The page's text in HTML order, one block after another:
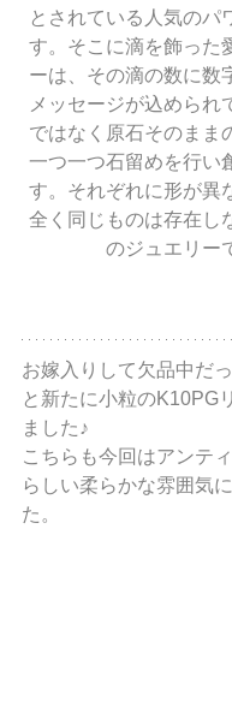
とされている人気のパ
す。そこに滴を飾った
ーは、その滴の数に数
メッセージが込められ
ではなく原石そのまま
一つ一つ石留めを行い
す。それぞれに形が異
全く同じものは存在し
のジュエリー
お嫁入りして欠品中だ
と新たに小粒のK10PG
ました♪
こちらも今回はアンテ
らしい柔らかな雰囲気
た。